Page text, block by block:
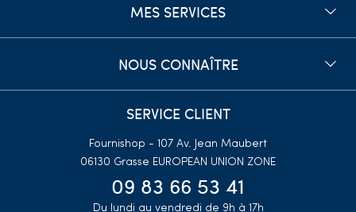
MES SERVICES
NOUS CONNAÎTRE
SERVICE CLIENT
Fournishop - 107 Av. Jean Maubert
06130 Grasse EUROPEAN UNION ZONE
09 83 66 53 41
Du lundi au vendredi de 9h à 17h